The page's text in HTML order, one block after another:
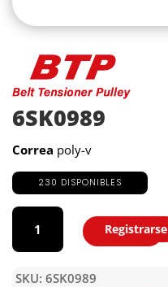
6SK0989
Correa poly-v
230 DISPONIBLES
6SK0989
cantidad
Agregar
Registrarse
SKU: 6SK0989